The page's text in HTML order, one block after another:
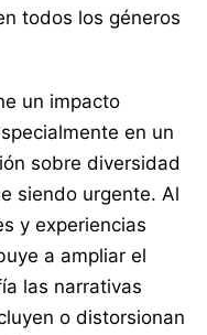
todos los géneros
un impacto
en un
sobre diversidad
siendo urgente. Al
y experiencias
a ampliar el
las narrativas
o distorsionan